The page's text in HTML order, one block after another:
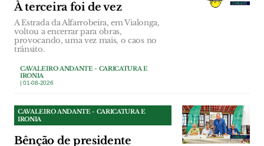
À terceira foi de vez
A Estrada da Alfarrobeira, em Vialonga,
voltou a encerrar para obras,
provocando, uma vez mais, o caos no
trânsito.
CAVALEIRO ANDANTE - CARICATURA E
IRONIA
| 01-08-2026
CAVALEIRO ANDANTE - CARICATURA E
IRONIA
Bênção de presidente